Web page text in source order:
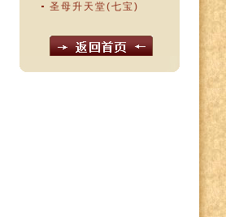
圣母升天堂(七宝)